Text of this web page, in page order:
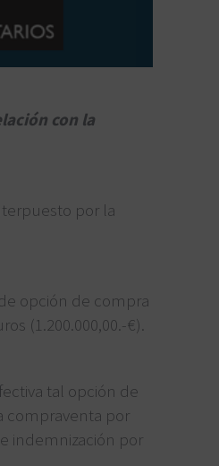
con la
por la
opción de compra
(1.200.000,00.-€).
tal opción de
compraventa por
indemnización por